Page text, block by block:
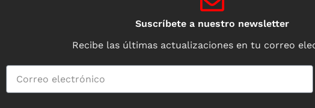
Suscríbete a nuestro newsletter
Recibe las últimas actualizaciones en tu correo